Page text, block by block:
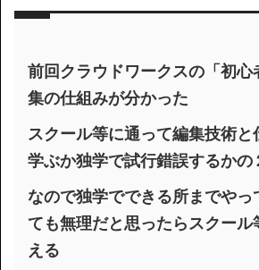
前回クラウドワークスの「初心
集の仕組みが分かった
スクール等に通って編集技術と
学ぶか独学で試行錯誤するかの
なので独学でできる所までやっ
ても無理だと思ったらスクール
える